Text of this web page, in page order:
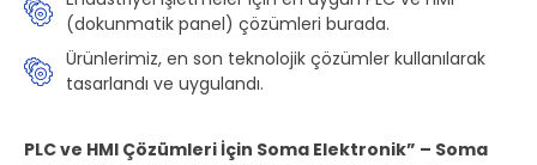
(dokunmatik panel) çözümleri burada.
Ürünlerimiz, en son teknolojik çözümler kullanılarak
tasarlandı ve uygulandı.
PLC ve HMI Çözümleri İçin Soma Elektronik” – Soma